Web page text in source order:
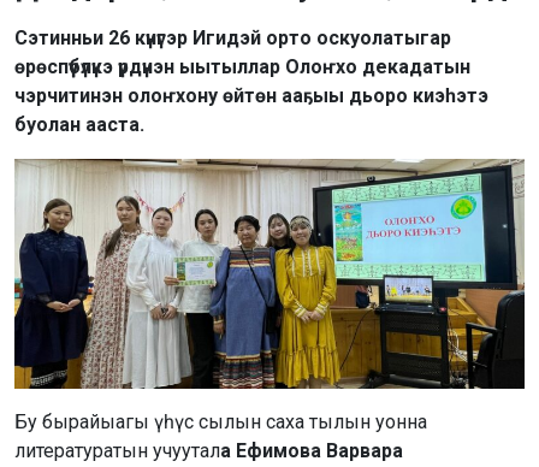
Сэтинньи 26 күнүгэр Игидэй орто оскуолатыгар
өрөспүүбүлүкэ үрдүнэн ыытыллар Олоҥхо декадатын
чэрчитинэн олоҥхону өйтөн ааҕыы дьоро киэһэтэ
буолан ааста.
Бу бырайыагы үһүс сылын саха тылын уонна
литературатын учуутала Ефимова Варвара